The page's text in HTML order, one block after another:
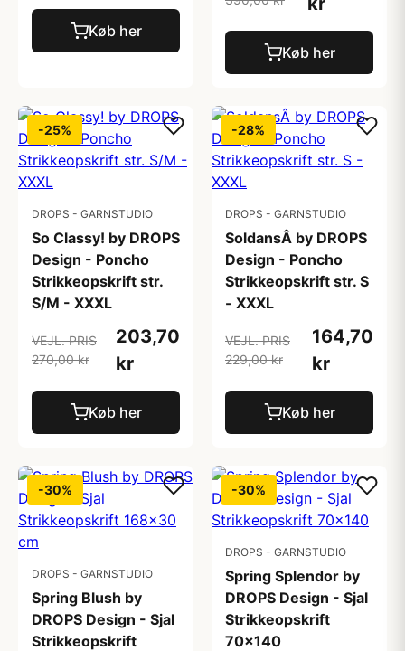
Køb her
Køb her
-25%
DROPS - GARNSTUDIO
So Classy! by DROPS
Design - Poncho
Strikkeopskrift str.
S/M - XXXL
VEJL. PRIS
270,00 kr
203,70
kr
Køb her
-28%
DROPS - GARNSTUDIO
SoldansÂ by DROPS
Design - Poncho
Strikkeopskrift str. S
- XXXL
VEJL. PRIS
229,00 kr
164,70
kr
Køb her
-30%
DROPS - GARNSTUDIO
Spring Blush by
DROPS Design - Sjal
Strikkeopskrift
-30%
DROPS - GARNSTUDIO
Spring Splendor by
DROPS Design - Sjal
Strikkeopskrift
70x140